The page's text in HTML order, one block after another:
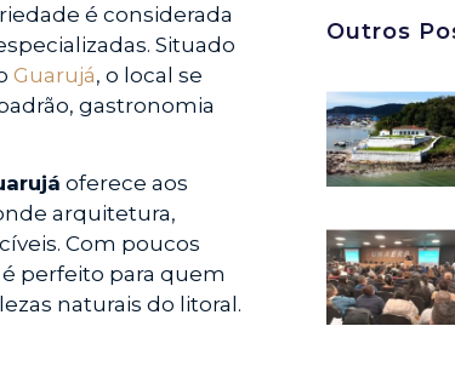
é considerada
Situado
Guarujá, o local se
gastronomia
oferece aos
arquitetura,
Com poucos
é perfeito para quem
naturais do litoral.
Outros